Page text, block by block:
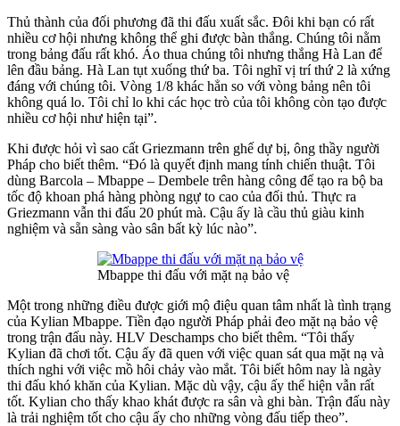
Thủ thành của đối phương đã thi đấu xuất sắc. Đôi khi bạn có rất
nhiều cơ hội nhưng không thể ghi được bàn thắng. Chúng tôi nằm
trong bảng đấu rất khó. Áo thua chúng tôi nhưng thắng Hà Lan để
lên đầu bảng. Hà Lan tụt xuống thứ ba. Tôi nghĩ vị trí thứ 2 là xứng
đáng với chúng tôi. Vòng 1/8 khác hẳn so với vòng bảng nên tôi
không quá lo. Tôi chỉ lo khi các học trò của tôi không còn tạo được
nhiều cơ hội như hiện tại”.
Khi được hỏi vì sao cất Griezmann trên ghế dự bị, ông thầy người
Pháp cho biết thêm. “Đó là quyết định mang tính chiến thuật. Tôi
dùng Barcola – Mbappe – Dembele trên hàng công để tạo ra bộ ba
tốc độ khoan phá hàng phòng ngự to cao của đối thủ. Thực ra
Griezmann vẫn thi đấu 20 phút mà. Cậu ấy là cầu thủ giàu kinh
nghiệm và sẵn sàng vào sân bất kỳ lúc nào”.
Mbappe thi đấu với mặt nạ bảo vệ
Một trong những điều được giới mộ điệu quan tâm nhất là tình trạng
của Kylian Mbappe. Tiền đạo người Pháp phải đeo mặt nạ bảo vệ
trong trận đấu này. HLV Deschamps cho biết thêm. “Tôi thấy
Kylian đã chơi tốt. Cậu ấy đã quen với việc quan sát qua mặt nạ và
thích nghi với việc mồ hôi chảy vào mắt. Tôi biết hôm nay là ngày
thi đấu khó khăn của Kylian. Mặc dù vậy, cậu ấy thể hiện vẫn rất
tốt. Kylian cho thấy khao khát được ra sân và ghi bàn. Trận đấu này
là trải nghiệm tốt cho cậu ấy cho những vòng đấu tiếp theo”.